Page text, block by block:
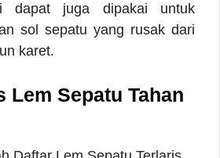
dapat juga dipakai untuk
sol sepatu yang rusak dari
karet.
Lem Sepatu Tahan